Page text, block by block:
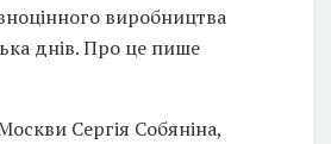
виробництва
днів. Про це пише
Сергія Собяніна,